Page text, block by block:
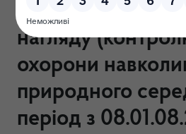
здійснення
нагляду
охорони
природного
період з